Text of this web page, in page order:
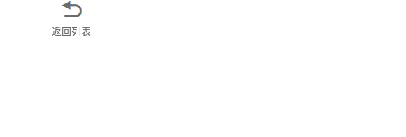
返回列表